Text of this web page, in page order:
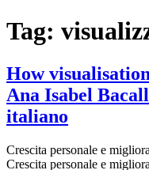
Tag:
How
Ana Isabel
italiano
Crescita personale e
Crescita personale e